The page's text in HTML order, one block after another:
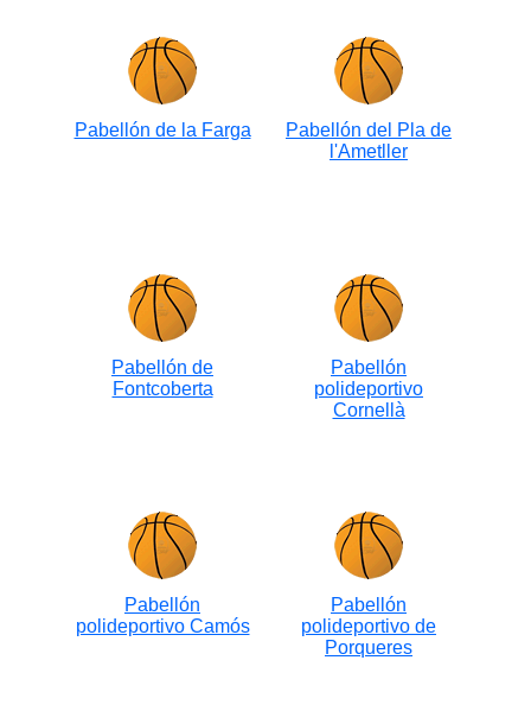
Pabellón de la Farga
Pabellón del Pla de
l'Ametller
Pabellón de
Fontcoberta
Pabellón
polideportivo
Cornellà
Pabellón
polideportivo Camós
Pabellón
polideportivo de
Porqueres